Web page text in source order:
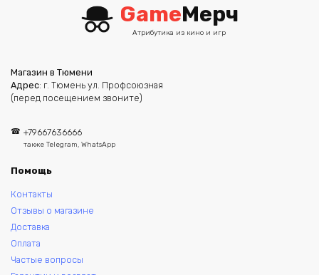
GameМерч
Атрибутика из кино и игр
Магазин в Тюмени
Адрес: г. Тюмень ул. Профсоюзная
(перед посещением звоните)
+79667636666
также Telegram, WhatsApp
Помощь
Контакты
Отзывы о магазине
Доставка
Оплата
Частые вопросы